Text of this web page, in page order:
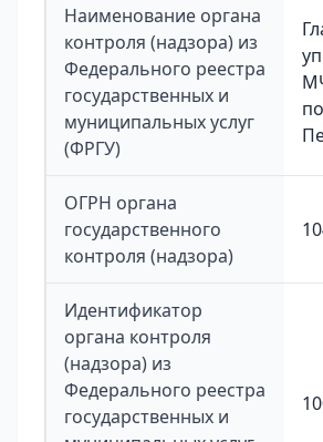
Наименование органа
контроля (надзора) из
Федерального реестра
государственных и
муниципальных услуг
(ФРГУ)
ОГРН органа
государственного
контроля (надзора)
Идентификатор
органа контроля
(надзора) из
Федерального реестра
государственных и